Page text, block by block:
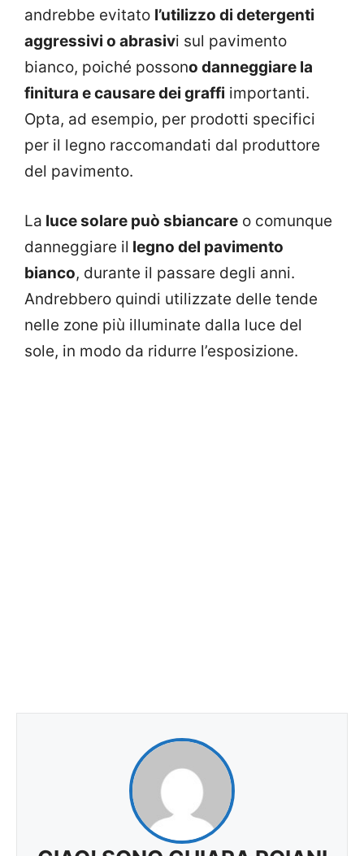
andrebbe evitato l’utilizzo di detergenti
aggressivi o abrasivi sul pavimento
bianco, poiché possono danneggiare la
finitura e causare dei graffi importanti.
Opta, ad esempio, per prodotti specifici
per il legno raccomandati dal produttore
del pavimento.
La luce solare può sbiancare o comunque
danneggiare il legno del pavimento
bianco, durante il passare degli anni.
Andrebbero quindi utilizzate delle tende
nelle zone più illuminate dalla luce del
sole, in modo da ridurre l’esposizione.